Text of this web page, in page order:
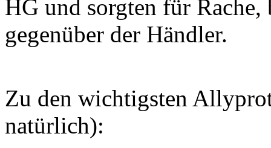
HG und sorgten für
gegenüber der Händler.
Zu den wichtigsten
natürlich):